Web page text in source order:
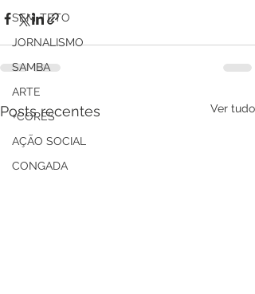
SEM-TETO
JORNALISMO
SAMBA
ARTE
+CORES
AÇÃO SOCIAL
CONGADA
Posts recentes Ver tudo